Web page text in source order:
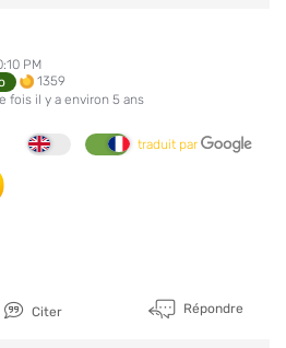
PM
1359
fois il y a environ 5 ans
traduit par
Citer Répondre